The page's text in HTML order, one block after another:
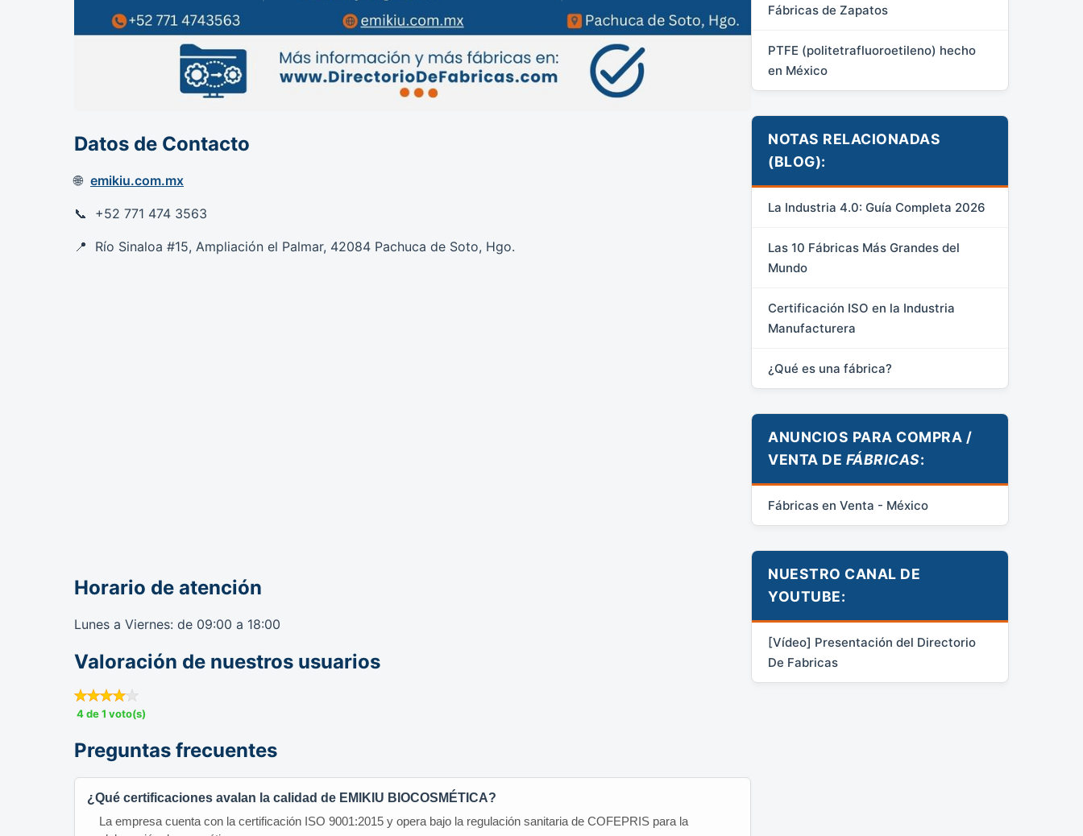
Datos de Contacto
emikiu.com.mx
+52 771 474 3563
Río Sinaloa #15, Ampliación el Palmar, 42084 Pachuca de Soto, Hgo.
Horario de atención
Lunes a Viernes: de 09:00 a 18:00
Valoración de nuestros usuarios
4 de 1 voto(s)
Preguntas frecuentes
¿Qué certificaciones avalan la calidad de EMIKIU BIOCOSMÉTICA?
La empresa cuenta con la certificación ISO 9001:2015 y opera bajo la regulación sanitaria de COFEPRIS para la
Fábricas de Zapatos
PTFE (politetrafluoroetileno) hecho
en México
NOTAS RELACIONADAS
(BLOG):
La Industria 4.0: Guía Completa 2026
Las 10 Fábricas Más Grandes del
Mundo
Certificación ISO en la Industria
Manufacturera
¿Qué es una fábrica?
ANUNCIOS PARA COMPRA /
VENTA DE FÁBRICAS:
Fábricas en Venta - México
NUESTRO CANAL DE
YOUTUBE:
[Vídeo] Presentación del Directorio
De Fabricas